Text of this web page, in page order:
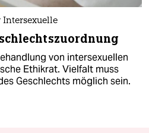
von intersexuellen
Ethikrat. Vielfalt muss
Geschlechts möglich sein.